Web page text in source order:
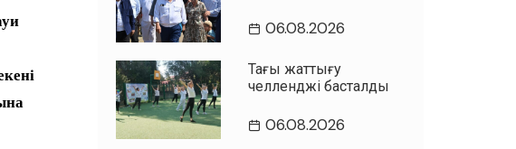
06.08.2026
Таңғы жаттығу
челленджі басталды
06.08.2026